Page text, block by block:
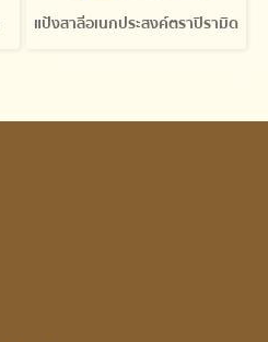
แป้งสาลีอเนกประสงค์ตราปิรามิด